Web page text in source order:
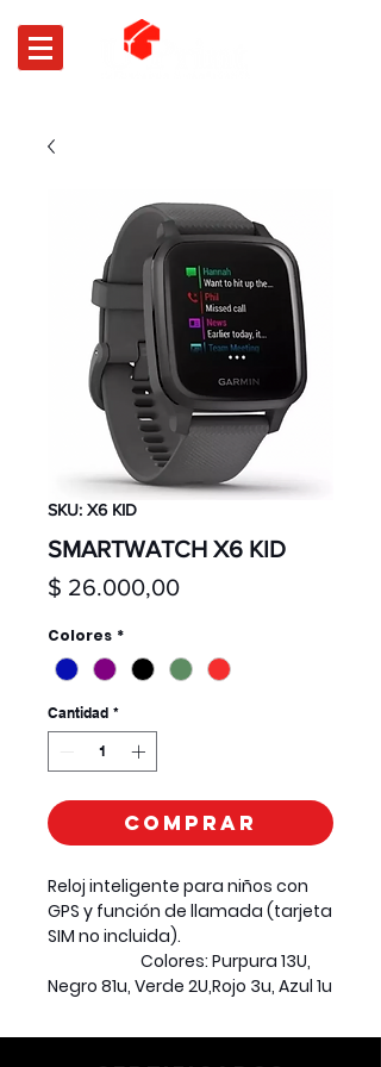
SKU: X6 KID
SMARTWATCH X6 KID
$ 26.000,00Precio
Colores *
Cantidad *
Comprar
Reloj inteligente para niños con
GPS y función de llamada (tarjeta
SIM no incluida).
Colores: Purpura 13U,
Negro 81u, Verde 2U,Rojo 3u, Azul 1u